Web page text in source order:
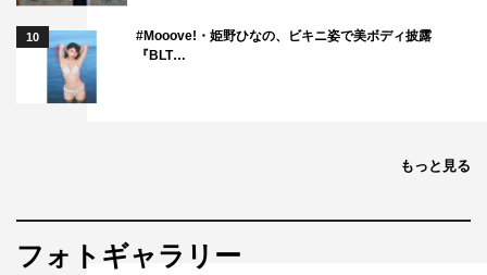
10
#Mooove!・姫野ひなの、ビキニ姿で美ボディ披露
『BLT…
もっと見る
フォトギャラリー